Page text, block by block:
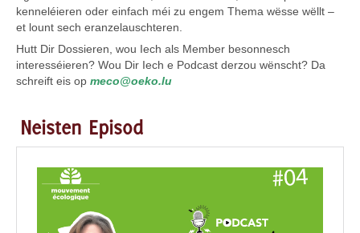
kenneléieren oder einfach méi zu engem Thema wësse wëllt –
et lount sech eranzelauschteren.
Hutt Dir Dossieren, wou Iech als Member besonnesch
interesséieren? Wou Dir Iech e Podcast derzou wënscht? Da
schreift eis op meco@oeko.lu
Neisten Episod